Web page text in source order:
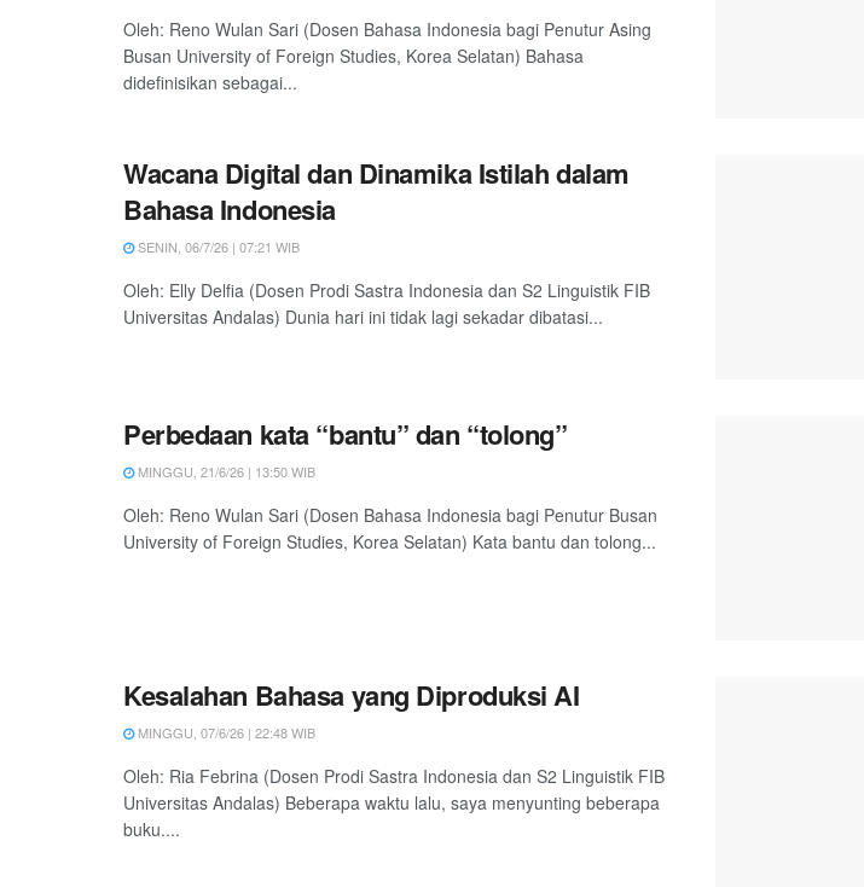
Oleh: Reno Wulan Sari (Dosen Bahasa Indonesia bagi Penutur Asing
Busan University of Foreign Studies, Korea Selatan) Bahasa
didefinisikan sebagai...
Wacana Digital dan Dinamika Istilah dalam
Bahasa Indonesia
SENIN, 06/7/26 | 07:21 WIB
Oleh: Elly Delfia (Dosen Prodi Sastra Indonesia dan S2 Linguistik FIB
Universitas Andalas) Dunia hari ini tidak lagi sekadar dibatasi...
Perbedaan kata “bantu” dan “tolong”
MINGGU, 21/6/26 | 13:50 WIB
Oleh: Reno Wulan Sari (Dosen Bahasa Indonesia bagi Penutur Busan
University of Foreign Studies, Korea Selatan) Kata bantu dan tolong...
Kesalahan Bahasa yang Diproduksi AI
MINGGU, 07/6/26 | 22:48 WIB
Oleh: Ria Febrina (Dosen Prodi Sastra Indonesia dan S2 Linguistik FIB
Universitas Andalas) Beberapa waktu lalu, saya menyunting beberapa
buku....